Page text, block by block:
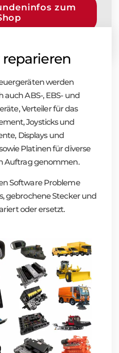
zum
werden
auch ABS-, EBS- und
Verteiler für das
Joysticks und
Displays und
Platinen für diverse
Auftrag genommen.
Software Probleme
gebrochene Stecker und
oder ersetzt.